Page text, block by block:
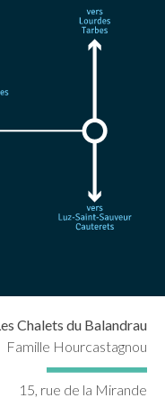
Chalets du Balandrau
Famille Hourcastagnou
15, rue de la Mirande